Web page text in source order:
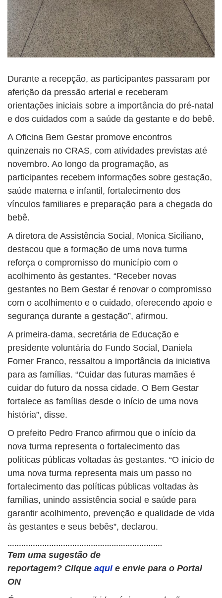
Durante a recepção, as participantes passaram por
aferição da pressão arterial e receberam
orientações iniciais sobre a importância do pré-natal
e dos cuidados com a saúde da gestante e do bebê.
A Oficina Bem Gestar promove encontros
quinzenais no CRAS, com atividades previstas até
novembro. Ao longo da programação, as
participantes recebem informações sobre gestação,
saúde materna e infantil, fortalecimento dos
vínculos familiares e preparação para a chegada do
bebê.
A diretora de Assistência Social, Monica Siciliano,
destacou que a formação de uma nova turma
reforça o compromisso do município com o
acolhimento às gestantes. “Receber novas
gestantes no Bem Gestar é renovar o compromisso
com o acolhimento e o cuidado, oferecendo apoio e
segurança durante a gestação”, afirmou.
A primeira-dama, secretária de Educação e
presidente voluntária do Fundo Social, Daniela
Forner Franco, ressaltou a importância da iniciativa
para as famílias. “Cuidar das futuras mamães é
cuidar do futuro da nossa cidade. O Bem Gestar
fortalece as famílias desde o início de uma nova
história”, disse.
O prefeito Pedro Franco afirmou que o início da
nova turma representa o fortalecimento das
políticas públicas voltadas às gestantes. “O início de
uma nova turma representa mais um passo no
fortalecimento das políticas públicas voltadas às
famílias, unindo assistência social e saúde para
garantir acolhimento, prevenção e qualidade de vida
às gestantes e seus bebês”, declarou.
………………………………………………………….
Tem uma sugestão de
reportagem? Clique aqui e envie para o Portal
ON